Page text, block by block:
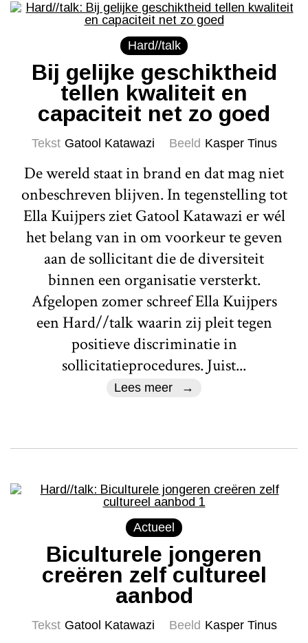
Hard//talk
Bij gelijke geschiktheid
tellen kwaliteit en
capaciteit net zo goed
Tekst Gatool Katawazi Beeld Kasper Tinus
De wereld staat in brand en dat mag niet
onbeschreven blijven. In tegenstelling tot
Ella Kuijpers ziet Gatool Katawazi er wél
het belang van in om voorkeur te geven
aan de sollicitant die de diversiteit
binnen een organisatie versterkt.
Afgelopen zomer schreef Ella Kuijpers
een Hard//talk waarin zij pleit tegen
positieve discriminatie in
sollicitatieprocedures. Juist...
Lees meer
Actueel
Biculturele jongeren
creëren zelf cultureel
aanbod
Tekst Gatool Katawazi Beeld Kasper Tinus